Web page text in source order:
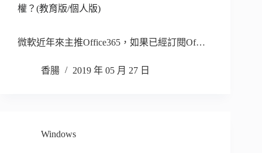
權？(教育版/個人版)
微軟近年來主推Office365，如果已經訂閱Of…
香腸 2019 年 05 月 27 日
Windows